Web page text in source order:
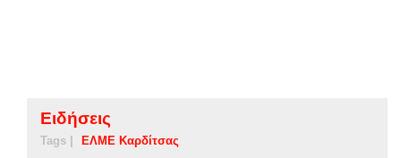
Ειδήσεις
Tags | ΕΛΜΕ Καρδίτσας